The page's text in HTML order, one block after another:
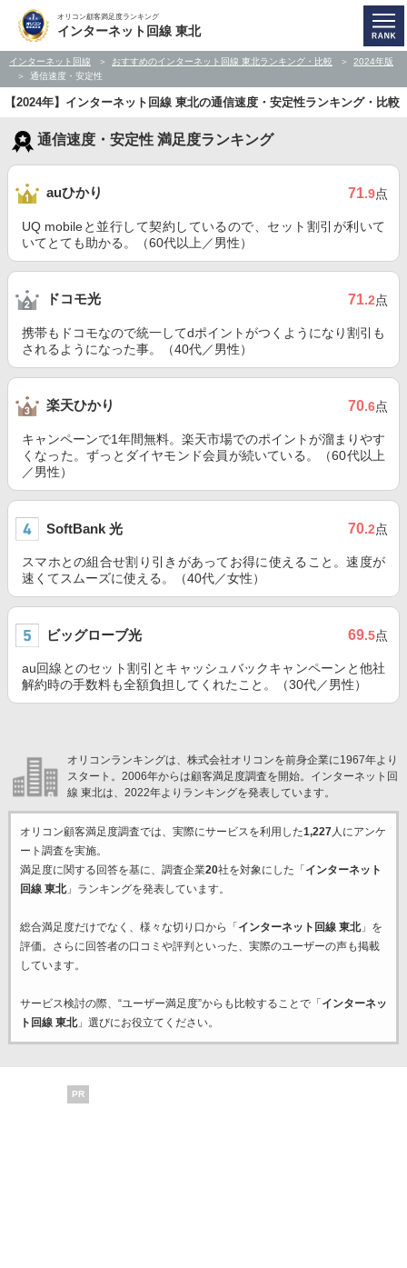
オリコン顧客満足度ランキング
インターネット回線 東北
インターネット回線 おすすめのインターネット回線 東北ランキング・比較
2024年版
通信速度・安定性
【2024年】インターネット回線 東北の通信速度・安定性ランキング・比較
通信速度・安定性 満足度ランキング
auひかり 71.9点
UQ mobileと並行して契約しているので、セット割引が利いて
いてとても助かる。（60代以上／男性）
ドコモ光 71.2点
携帯もドコモなので統一してdポイントがつくようになり割引も
されるようになった事。（40代／男性）
楽天ひかり 70.6点
キャンペーンで1年間無料。楽天市場でのポイントが溜まりやす
くなった。ずっとダイヤモンド会員が続いている。（60代以上
／男性）
SoftBank 光 70.2点
スマホとの組合せ割り引きがあってお得に使えること。速度が
速くてスムーズに使える。（40代／女性）
ビッグローブ光 69.5点
au回線とのセット割引とキャッシュバックキャンペーンと他社
解約時の手数料も全額負担してくれたこと。（30代／男性）
オリコンランキングは、株式会社オリコンを前身企業に1967年より
スタート。2006年からは顧客満足度調査を開始。インターネット回
線 東北は、2022年よりランキングを発表しています。
オリコン顧客満足度調査では、実際にサービスを利用した1,227人にアンケ
ート調査を実施。
満足度に関する回答を基に、調査企業20社を対象にした「 インターネット
回線 東北」ランキングを発表しています。
総合満足度だけでなく、様々な切り口から「 インターネット回線 東北」を
評価。さらに回答者の口コミや評判といった、実際のユーザーの声も掲載
しています。
サービス検討の際、“ユーザー満足度”からも比較することで「 インターネッ
ト回線 東北」選びにお役立てください。
PR